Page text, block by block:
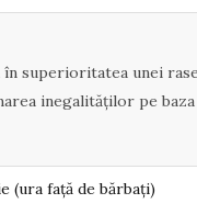
o
e
în superioritatea unei
inegalităților pe
(ura faţă de bărbaţi)